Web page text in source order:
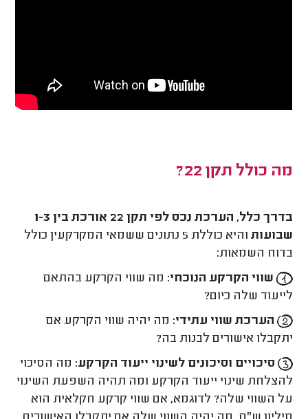
מה כולל תקן 22?
בדרך כלל, הערכת נכס לפי תקן 22 אורכת בין 1-3
שבועות
והיא כוללת 5 נתונים ששמאי המקרקעין כולל
בדוח השמאות:
שווי הקרקע הנוכחי: מה שווי הקרקע בהתאם
לייעוד שלה כיום?
הערכת שווי עתידי: מה יהיה שווי הקרקע אם
יתקבלו אישורים לבנות בה?
סיכויים וסיכונים לשינוי ייעוד הקרקע: מה הסיכוי
להצלחת שינוי ייעוד הקרקע ומה תהיה השפעת השינוי
על השווי שלה? לדוגמא, אם שווי קרקע חקלאית הוא